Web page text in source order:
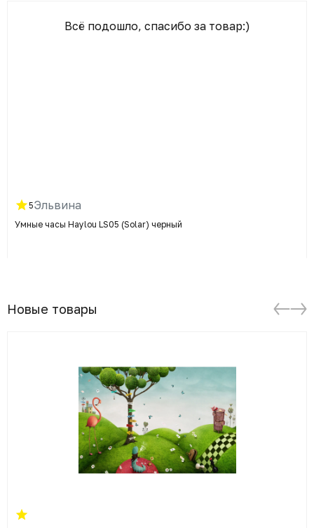
Всё подошло, спасибо за товар:)
5Эльвина
Умные часы Haylou LS05 (Solar) черный
Новые товары